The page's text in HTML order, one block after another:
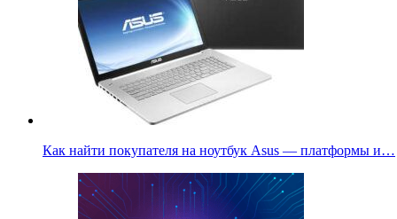
Как найти покупателя на ноутбук Asus — платформы и…